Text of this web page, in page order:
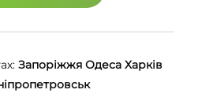
Запоріжжя Одеса Харків